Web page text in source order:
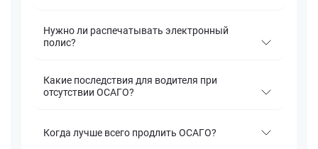
Нужно ли распечатывать электронный
полис?
Какие последствия для водителя при
отсутствии ОСАГО?
Когда лучше всего продлить ОСАГО?